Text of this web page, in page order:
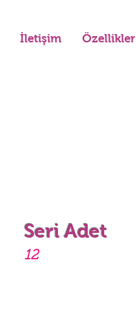
İletişim Özellikler
Seri Adet
12